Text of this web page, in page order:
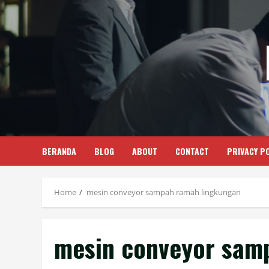
Skip
content
BERANDA BLOG ABOUT CONTACT PRIVACY
Home mesin conveyor sampah ramah lingkungan
mesin conveyor